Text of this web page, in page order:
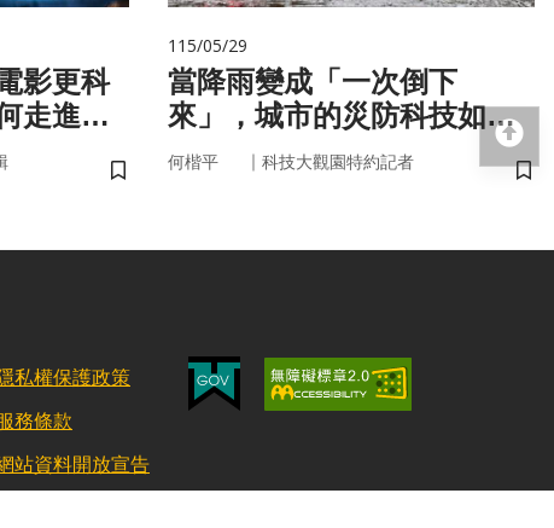
影更科
走進真
儲存書籤
115/05/29
當降雨變成「一次倒下
來」，城市的災防科技如何
即時應變？
何楷平 ｜ 科技大觀園特約記者
儲
私權保護政策
務條款
站資料開放宣告
回